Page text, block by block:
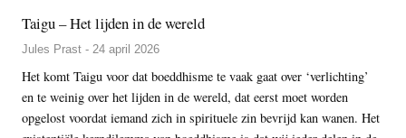
Taigu – Het lijden in de wereld
Jules Prast - 24 april 2026
Het komt Taigu voor dat boeddhisme te vaak gaat over ‘verlichting’
en te weinig over het lijden in de wereld, dat eerst moet worden
opgelost voordat iemand zich in spirituele zin bevrijd kan wanen. Het